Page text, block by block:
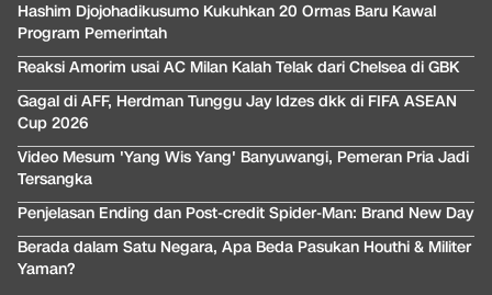
Hashim Djojohadikusumo Kukuhkan 20 Ormas Baru Kawal
Program Pemerintah
Reaksi Amorim usai AC Milan Kalah Telak dari Chelsea di GBK
Gagal di AFF, Herdman Tunggu Jay Idzes dkk di FIFA ASEAN
Cup 2026
Video Mesum 'Yang Wis Yang' Banyuwangi, Pemeran Pria Jadi
Tersangka
Penjelasan Ending dan Post-credit Spider-Man: Brand New Day
Berada dalam Satu Negara, Apa Beda Pasukan Houthi & Militer
Yaman?